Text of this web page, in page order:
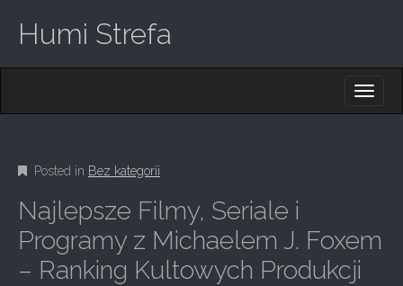
Humi Strefa
M
E
N
U
C
N
T
E
Posted in Bez kategorii
Najlepsze Filmy, Seriale i
Programy z Michaelem J. Foxem
– Ranking Kultowych Produkcji